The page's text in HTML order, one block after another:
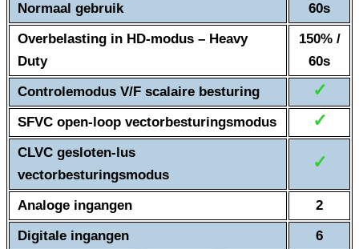
Normaal gebruik
60s
Overbelasting in HD-modus – Heavy
Duty
150% /
60s
Controlemodus V/F scalaire besturing
✓
SFVC open-loop vectorbesturingsmodus ✓
CLVC gesloten-lus
vectorbesturingsmodus
✓
Analoge ingangen
2
Digitale ingangen
6